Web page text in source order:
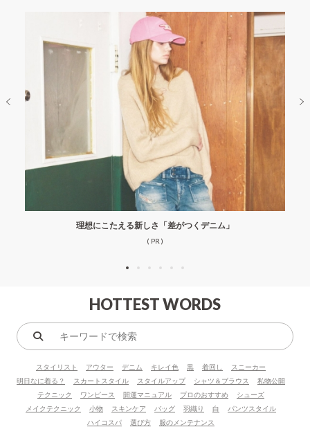
理想にこたえる新しさ「差がつくデニム」
( PR )
HOTTEST WORDS
キ
ワ
ー
ド
で
スタイリスト アウター デニム キレイ色 黒 着回し
スニーカー
明日なに着る？
スカートスタイル スタイルアップ シャツ＆ブラウス
私物公開
テクニック
ワンピース 開運マニュアル プロのおすすめ
シューズ
メイクテクニック
小物 スキンケア バッグ 羽織り 白
パンツスタイル
ハイコスパ
選び方 服のメンテナンス